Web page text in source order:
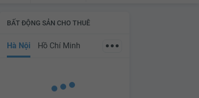
BẤT ĐỘNG SẢN CHO THUÊ
Hà Nội Hồ Chí Minh